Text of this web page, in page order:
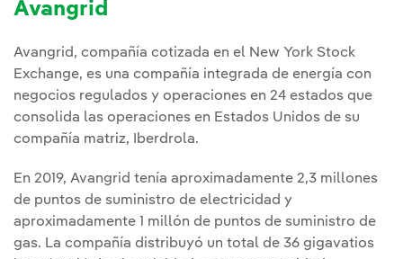
Avangrid
Avangrid, compañía cotizada en el New York Stock
Exchange, es una compañía integrada de energía con
negocios regulados y operaciones en 24 estados que
consolida las operaciones en Estados Unidos de su
compañía matriz, Iberdrola.
En 2019, Avangrid tenía aproximadamente 2,3 millones
de puntos de suministro de electricidad y
aproximadamente 1 millón de puntos de suministro de
gas. La compañía distribuyó un total de 36 gigavatios